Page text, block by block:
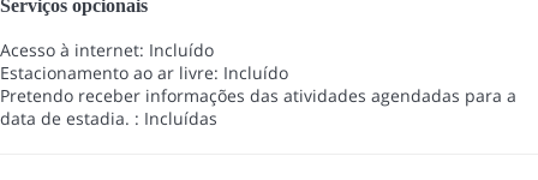
Serviços opcionais
Acesso à internet: Incluído
Estacionamento ao ar livre: Incluído
Pretendo receber informações das atividades agendadas para a
data de estadia. : Incluídas